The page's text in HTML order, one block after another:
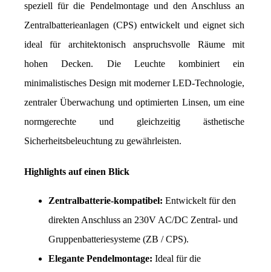
speziell für die Pendelmontage und den Anschluss an
Zentralbatterieanlagen (CPS) entwickelt und eignet sich
ideal für architektonisch anspruchsvolle Räume mit
hohen Decken. Die Leuchte kombiniert ein
minimalistisches Design mit moderner LED-Technologie,
zentraler Überwachung und optimierten Linsen, um eine
normgerechte und gleichzeitig ästhetische
Sicherheitsbeleuchtung zu gewährleisten.
Highlights auf einen Blick
Zentralbatterie-kompatibel: Entwickelt für den
direkten Anschluss an 230V AC/DC Zentral- und
Gruppenbatteriesysteme (ZB / CPS).
Elegante Pendelmontage: Ideal für die